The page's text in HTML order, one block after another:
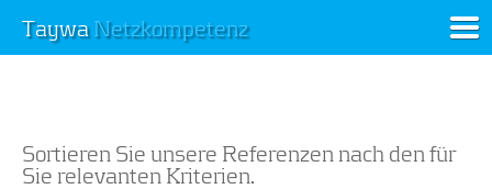
TaywaNetzkompetenz
Sortieren Sie unsere Referenzen nach den für
Sie relevanten Kriterien.